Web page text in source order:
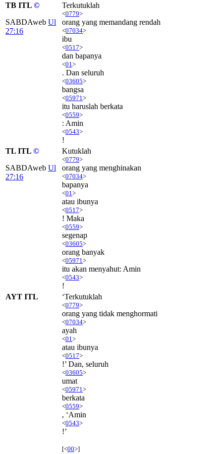
TB ITL ©
SABDAweb Ul
27:16
Terkutuklah
<0779>
orang yang memandang rendah
<07034>
ibu
<0517>
dan bapanya
<01 >
. Dan seluruh
<03605>
bangsa
<05971 >
itu haruslah berkata
<0559>
: Amin
<0543>
!
TL ITL ©
SABDAweb Ul
27:16
Kutuklah
<0779>
orang yang menghinakan
<07034>
bapanya
<01 >
atau ibunya
<0517>
! Maka
<0559>
segenap
<03605>
orang banyak
<05971 >
itu akan menyahut: Amin
<0543>
!
AYT ITL
‘Terkutuklah
<0779>
orang yang tidak menghormati
<07034>
ayah
<01 >
atau ibunya
<0517>
!’ Dan, seluruh
<03605>
umat
<05971 >
berkata
<0559>
, ‘Amin
<0543>
!’
[<00>]